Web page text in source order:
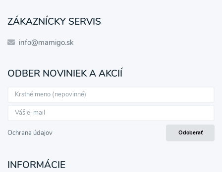
ZÁKAZNÍCKY SERVIS
info@mamigo.sk
ODBER NOVINIEK A AKCIÍ
Ochrana údajov Odoberať
INFORMÁCIE